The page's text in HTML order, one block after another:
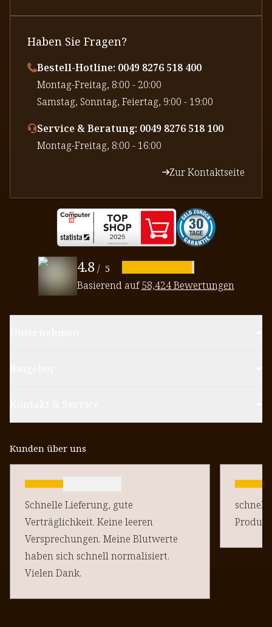
Haben Sie Fragen?
Bestell-Hotline: 0049 8276 518 400
⁠Montag-Freitag, 8:00 - 20:00
⁠Samstag, Sonntag, Feiertag, 9:00 - 19:00
Service & Beratung: 0049 8276 518 100
⁠Montag-Freitag, 8:00 - 16:00
Zur Kontaktseite
4.8 / 5
Basierend auf58,424 Bewertungen
Kunden über uns
Schnelle Lieferung, gute
Verträglichkeit. Keine leeren
Versprechungen. Meine Blutwerte
haben sich schnell normalisiert.
Vielen Dank.